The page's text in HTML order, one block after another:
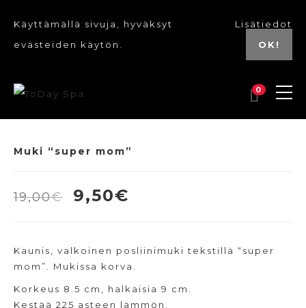
Käyttämällä sivuja, hyväksyt
evästeiden käytön.
Lisätiedot
OK!
0
Muki “super mom”
19,00€
Alkuperäinen
19,00€.
9,50€
9,50€.
Kaunis, valkoinen posliinimuki tekstillä “super
mom”. Mukissa korva.
Korkeus 8.5 cm, halkaisia 9 cm.
Kestää 225 asteen lämmön.